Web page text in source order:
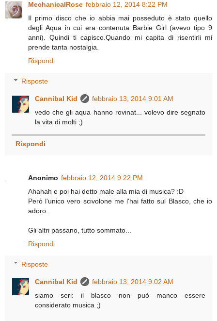
MechanicalRose febbraio 12, 2014 8:22 PM
Il primo disco che io abbia mai posseduto è stato quello
degli Aqua in cui era contenuta Barbie Girl (avevo tipo 9
anni). Quindi ti capisco.Quando mi capita di risentirli mi
prende tanta nostalgia.
Rispondi
Risposte
Cannibal Kid
febbraio 13, 2014 9:01 AM
vedo che gli aqua hanno rovinat... volevo dire segnato
la vita di molti ;)
Rispondi
Anonimo febbraio 12, 2014 9:22 PM
Ahahah e poi hai detto male alla mia di musica? :D
Però l'unico vero scivolone me l'hai fatto sul Blasco, che io
adoro.
Gli altri passano, tutto sommato...
Rispondi
Risposte
Cannibal Kid
febbraio 13, 2014 9:02 AM
siamo seri: il blasco non può manco essere
considerato musica ;)